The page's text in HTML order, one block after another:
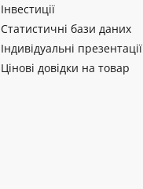
Інвестиції
Статистичні бази даних
Індивідуальні презентації
Цінові довідки на товар